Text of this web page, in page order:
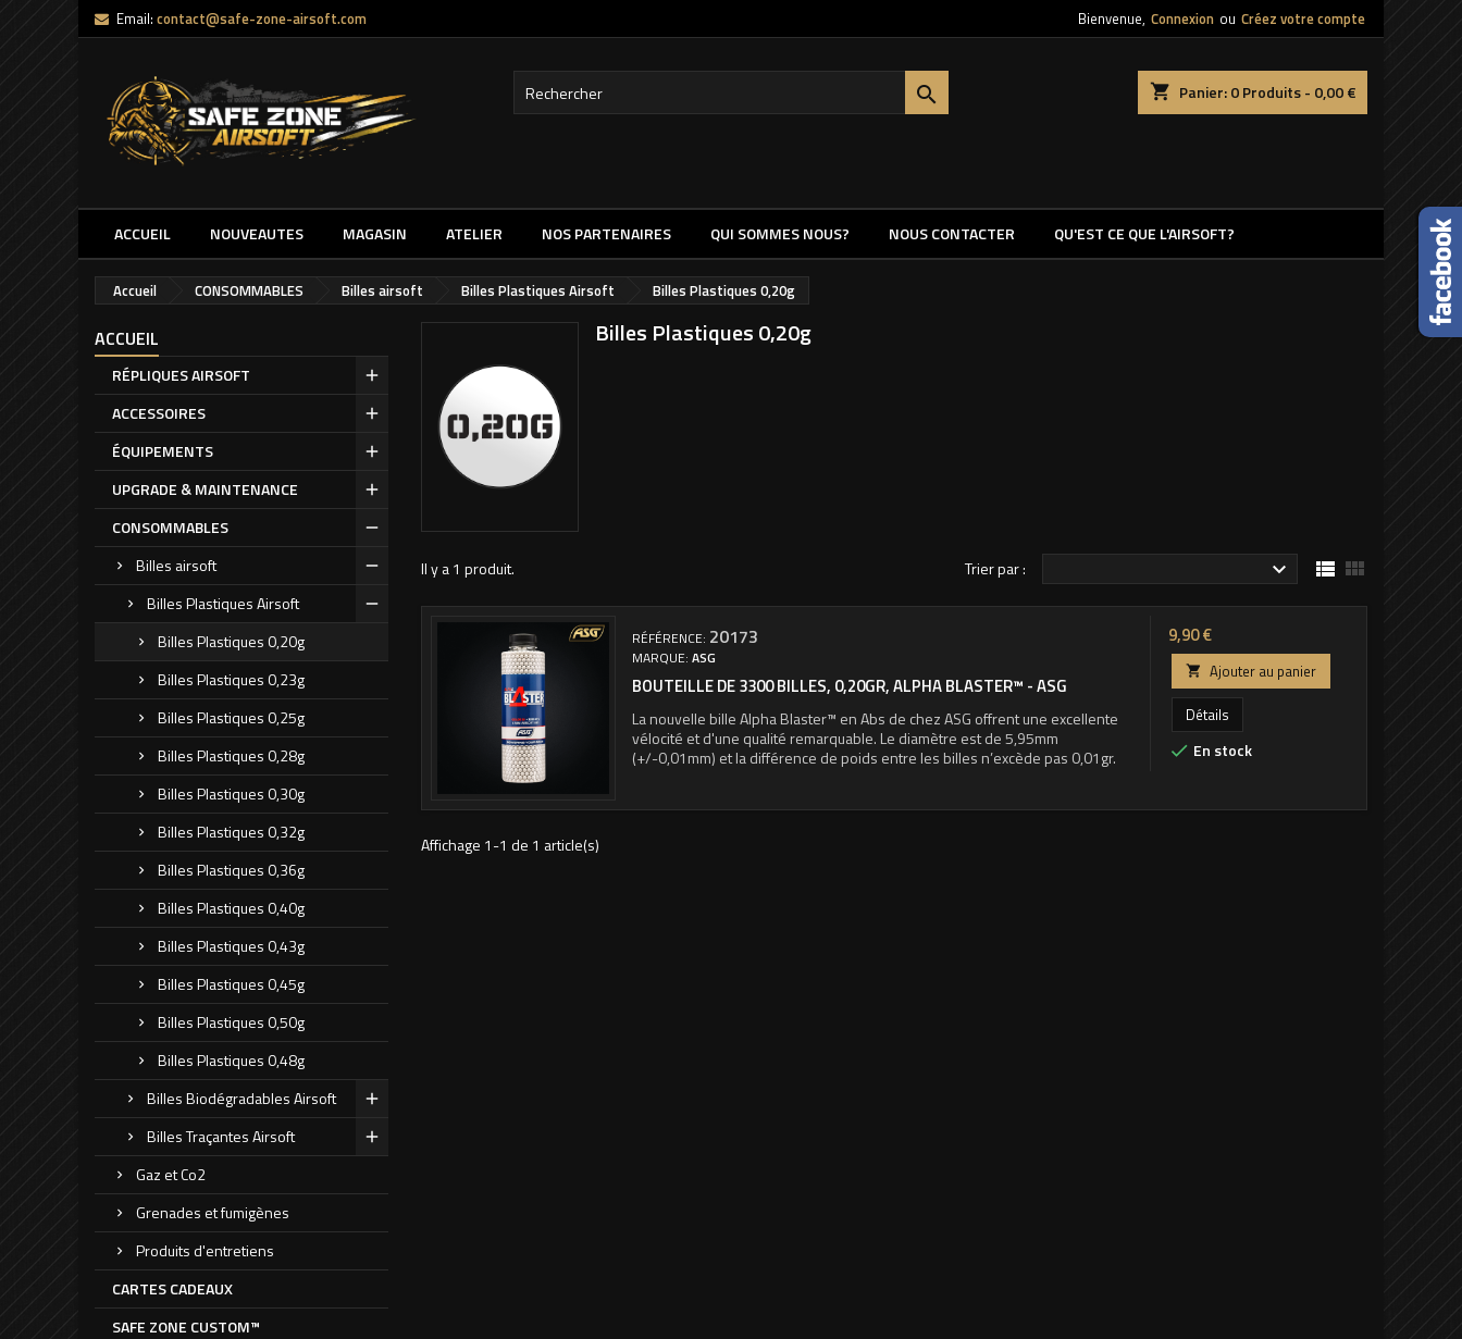
Email: contact@safe-zone-airsoft.com Bienvenue, Connexion ou Créez votre compte
shopping_cart Panier:0Produits - 0,00 €

ACCUEIL NOUVEAUTES MAGASIN ATELIER NOS PARTENAIRES QUI SOMMES NOUS? NOUS CONTACTER QU'EST CE QUE L'AIRSOFT?
Accueil CONSOMMABLES Billes airsoft Billes Plastiques Airsoft Billes Plastiques 0,20g
ACCUEIL
RÉPLIQUES AIRSOFT
ACCESSOIRES
ÉQUIPEMENTS
UPGRADE & MAINTENANCE
CONSOMMABLES
Billes airsoft
Billes Plastiques Airsoft
Billes Plastiques 0,20g
Billes Plastiques 0,23g
Billes Plastiques 0,25g
Billes Plastiques 0,28g
Billes Plastiques 0,30g
Billes Plastiques 0,32g
Billes Plastiques 0,36g
Billes Plastiques 0,40g
Billes Plastiques 0,43g
Billes Plastiques 0,45g
Billes Plastiques 0,50g
Billes Plastiques 0,48g
Billes Biodégradables Airsoft
Billes Traçantes Airsoft
Gaz et Co2
Grenades et fumigènes
Produits d'entretiens
CARTES CADEAUX
SAFE ZONE CUSTOM™
Billes Plastiques 0,20g
Il y a 1 produit. Trier par :   
RÉFÉRENCE: 20173
MARQUE:ASG
BOUTEILLE DE 3300 BILLES, 0,20GR, ALPHA BLASTER™ - ASG
La nouvelle bille Alpha Blaster™ en Abs de chez ASG offrent une excellente
vélocité et d'une qualité remarquable. Le diamètre est de 5,95mm
(+/-0,01mm) et la différence de poids entre les billes n’excède pas 0,01gr.
Prix
9,90 €

Ajouter au panier
Détails
 En stock
Affichage 1-1 de 1 article(s)